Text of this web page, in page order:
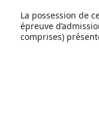
La possession de
épreuve
comprises)